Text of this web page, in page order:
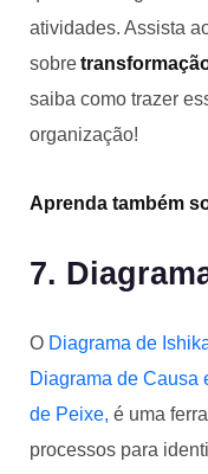
atividades. Assista
sobre
saiba como trazer
organização!
Aprenda também
7.
O Diagrama de
Diagrama de Causa
de Peixe, é uma
processos para